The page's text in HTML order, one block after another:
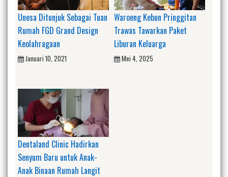
Unesa Ditunjuk Sebagai Tuan
Rumah FGD Grand Design
Keolahragaan
Januari 10, 2021
Waroeng Kebun Pringgitan
Trawas Tawarkan Paket
Liburan Keluarga
Mei 4, 2025
Dentaland Clinic Hadirkan
Senyum Baru untuk Anak-
Anak Binaan Rumah Langit